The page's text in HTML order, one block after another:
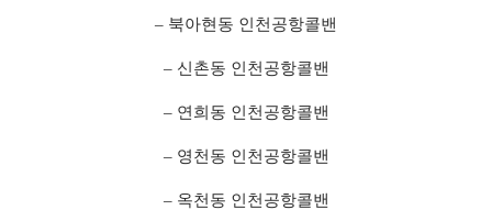
– 북아현동 인천공항콜밴
– 신촌동 인천공항콜밴
– 연희동 인천공항콜밴
– 영천동 인천공항콜밴
– 옥천동 인천공항콜밴